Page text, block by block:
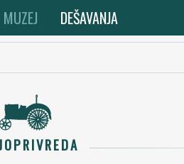
MUZEJ DEŠAVANJA